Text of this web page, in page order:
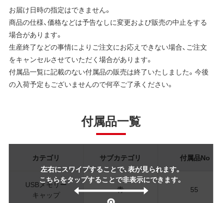
お届け日時の指定はできません。
商品の仕様、価格などは予告なしに変更および販売の中止をする
場合があります。
生産終了などの事情によりご注文にお応えできない場合、ご注文
をキャンセルさせていただく場合があります。
付属品一覧に記載のない付属品の販売は終了いたしました。今後
の入荷予定もございませんので何卒ご了承ください。
付属品一覧
左右にスワイプすることで、表が見られます。
こちらをタップすることで非表示にできます。
カテゴリ サブカテゴリ 付属品No
USBメモリー
キャップ
青 55